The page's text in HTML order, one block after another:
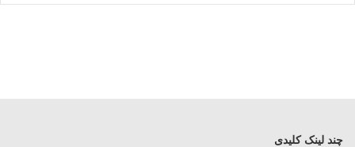
چند لینک کلیدی